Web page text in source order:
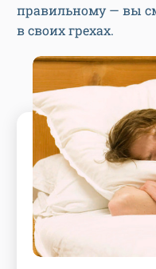
правильному — вы
в своих грехах.